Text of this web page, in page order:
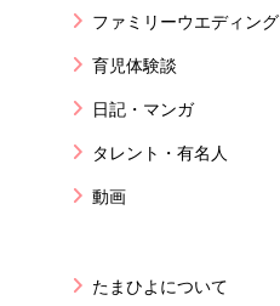
ファミリーウエディング
育児体験談
日記・マンガ
タレント・有名人
動画
たまひよについて